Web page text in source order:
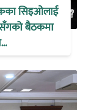
सिइओलाई
बैठकमा